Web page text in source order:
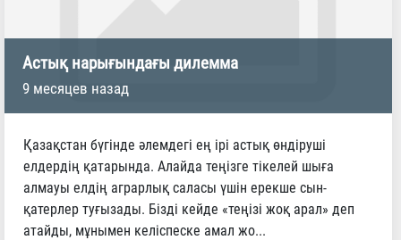
Астық нарығындағы дилемма
9 месяцев назад
Қазақстан бүгінде әлемдегі ең ірі астық өндіруші
елдердің қатарында. Алайда теңізге тікелей шыға
алмауы елдің аграрлық саласы үшін ерекше сын-
қатерлер туғызады. Бізді кейде «теңізі жоқ арал» деп
атайды, мұнымен келіспеске амал жо...